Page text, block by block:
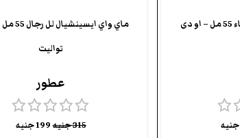
ماي واي تندر بوكيت للنساء 55 مل – او دى
جنيه
ماي واي
تواليت
عطور
315جنيه199جنيه